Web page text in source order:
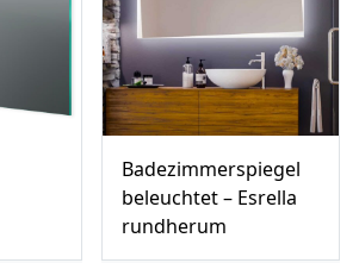
Badezimmerspiegel
beleuchtet – Esrella
rundherum